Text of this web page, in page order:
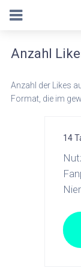
Anzahl
Anzahl der Likes
Format, die im
14